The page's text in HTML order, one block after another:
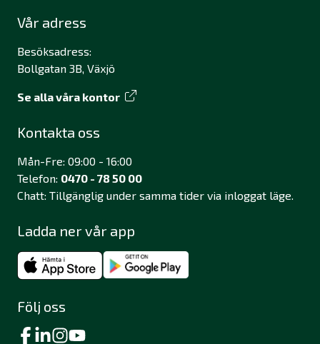
Vår adress
Besöksadress:
Bollgatan 3B, Växjö
Se alla våra kontor
Kontakta oss
Mån-Fre: 09:00 - 16:00
Telefon: 0470 - 78 50 00
Chatt: Tillgänglig under samma tider via inloggat läge.
Ladda ner vår app
Följ oss